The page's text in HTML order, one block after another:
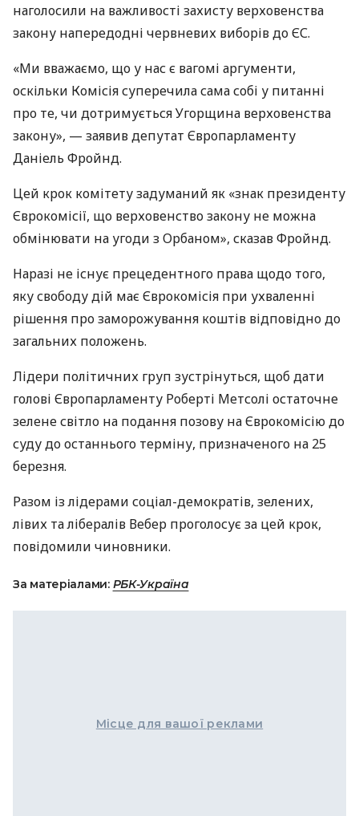
наголосили на важливості захисту верховенства
закону напередодні червневих виборів до ЄС.
«Ми вважаємо, що у нас є вагомі аргументи,
оскільки Комісія суперечила сама собі у питанні
про те, чи дотримується Угорщина верховенства
закону», — заявив депутат Європарламенту
Даніель Фройнд.
Цей крок комітету задуманий як «знак президенту
Єврокомісії, що верховенство закону не можна
обмінювати на угоди з Орбаном», сказав Фройнд.
Наразі не існує прецедентного права щодо того,
яку свободу дій має Єврокомісія при ухваленні
рішення про заморожування коштів відповідно до
загальних положень.
Лідери політичних груп зустрінуться, щоб дати
голові Європарламенту Роберті Метсолі остаточне
зелене світло на подання позову на Єврокомісію до
суду до останнього терміну, призначеного на 25
березня.
Разом із лідерами соціал-демократів, зелених,
лівих та лібералів Вебер проголосує за цей крок,
повідомили чиновники.
За матеріалами: РБК-Україна
Місце для вашої реклами